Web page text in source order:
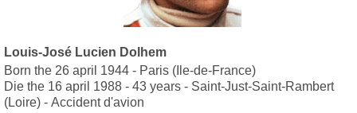
Louis-José Lucien Dolhem
Born the 26 april 1944 - Paris (Ile-de-France)
Die the 16 april 1988 - 43 years - Saint-Just-Saint-Rambert
(Loire) - Accident d'avion